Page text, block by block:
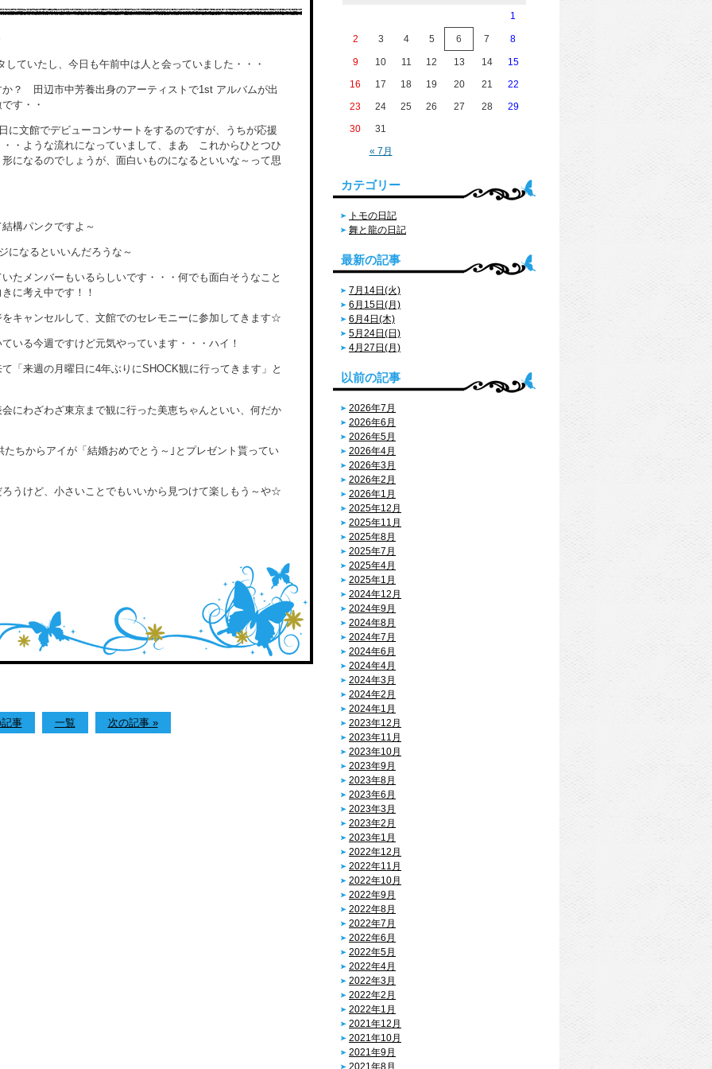
ていたし、今日も午前中は人と会っていました・・・
？ 田辺市中芳養出身のアーティストで1st アルバムが出
す・・
に文館でデビューコンサートをするのですが、うちが応援
・ような流れになっていまして、まあ これからひとつひ
になるのでしょうが、面白いものになるといいな～って思
構パンクですよ～
になるといいんだろうな～
たメンバーもいるらしいです・・・何でも面白そうなこと
に考え中です！！
キャンセルして、文館でのセレモニーに参加してきます☆
いる今週ですけど元気やっています・・・ハイ！
「来週の月曜日に4年ぶりにSHOCK観に行ってきます」と
にわざわざ東京まで観に行った美恵ちゃんといい、何だか
ちからアイが「結婚おめでとう～｣とプレゼント貰ってい
うけど、小さいことでもいいから見つけて楽しもう～や☆
事 一覧 次の記事 »
« 7月
1
2 3 4 5 6 7 8
9 10 11 12 13 14
15
16
17 18 19 20 21
22
23
24 25 26 27 28
29
30
31
カテゴリー
トモの日記
舞と龍の日記
最新の記事
7月14日(火)
6月15日(月)
6月4日(木)
5月24日(日)
4月27日(月)
以前の記事
2026年7月
2026年6月
2026年5月
2026年4月
2026年3月
2026年2月
2026年1月
2025年12月
2025年11月
2025年8月
2025年7月
2025年4月
2025年1月
2024年12月
2024年9月
2024年8月
2024年7月
2024年6月
2024年4月
2024年3月
2024年2月
2024年1月
2023年12月
2023年11月
2023年10月
2023年9月
2023年8月
2023年6月
2023年3月
2023年2月
2023年1月
2022年12月
2022年11月
2022年10月
2022年9月
2022年8月
2022年7月
2022年6月
2022年5月
2022年4月
2022年3月
2022年2月
2022年1月
2021年12月
2021年10月
2021年9月
2021年8月